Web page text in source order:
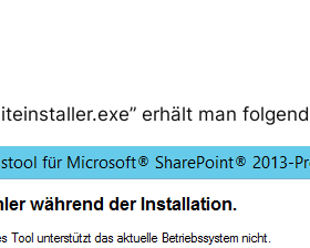
erhält man